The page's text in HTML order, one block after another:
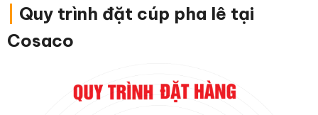
Quy trình đặt cúp pha lê tại
Cosaco